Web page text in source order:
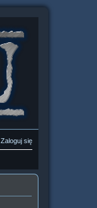
Zaloguj się